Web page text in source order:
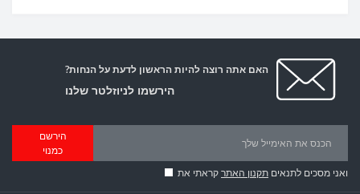
האם אתה רוצה להיות הראשון לדעת על הנחות?
הירשמו לניוזלטר שלנו
הירשם
כמנוי
ואני מסכים לתנאים תקנון האתרקראתי את